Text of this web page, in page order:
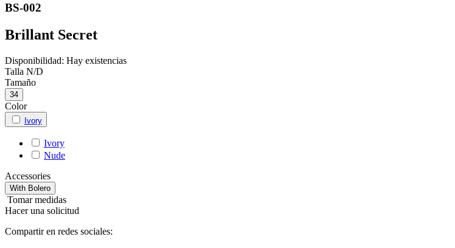
BS-002
Brillant Secret
Disponibilidad: Hay existencias
Talla N/D
Tamaño
34
Color
Ivory
Ivory
Nude
Accessories
With Bolero
Tomar medidas
Hacer una solicitud
Compartir en redes sociales: